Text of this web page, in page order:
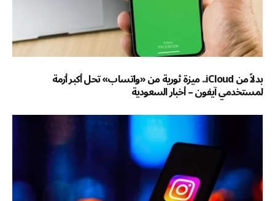
بدلاً من iCloud.. ميزة ثورية من «واتساب» تحل أكبر أزمة
لمستخدمي آيفون – أخبار السعودية